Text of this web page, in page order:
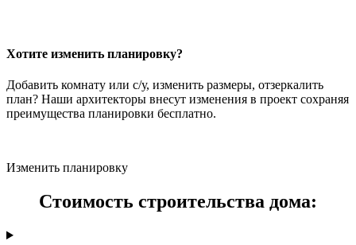
Хотите изменить планировку?
Добавить комнату или с/у, изменить размеры, отзеркалить
план? Наши архитекторы внесут изменения в проект сохраняя
преимущества планировки бесплатно.
Изменить планировку
Стоимость строительства дома: